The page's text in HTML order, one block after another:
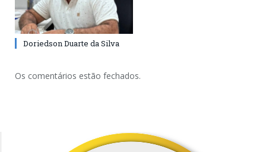
Doriedson Duarte da Silva
Os comentários estão fechados.